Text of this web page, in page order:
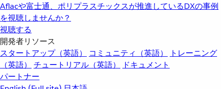
Aflacや富士通、ポリプラスチックスが推進しているDXの事例
を視聴しませんか？
視聴する
開発者リソース
スタートアップ（英語）
コミュニティ（英語）
トレーニング
（英語）
チュートリアル（英語）
ドキュメント
パートナー